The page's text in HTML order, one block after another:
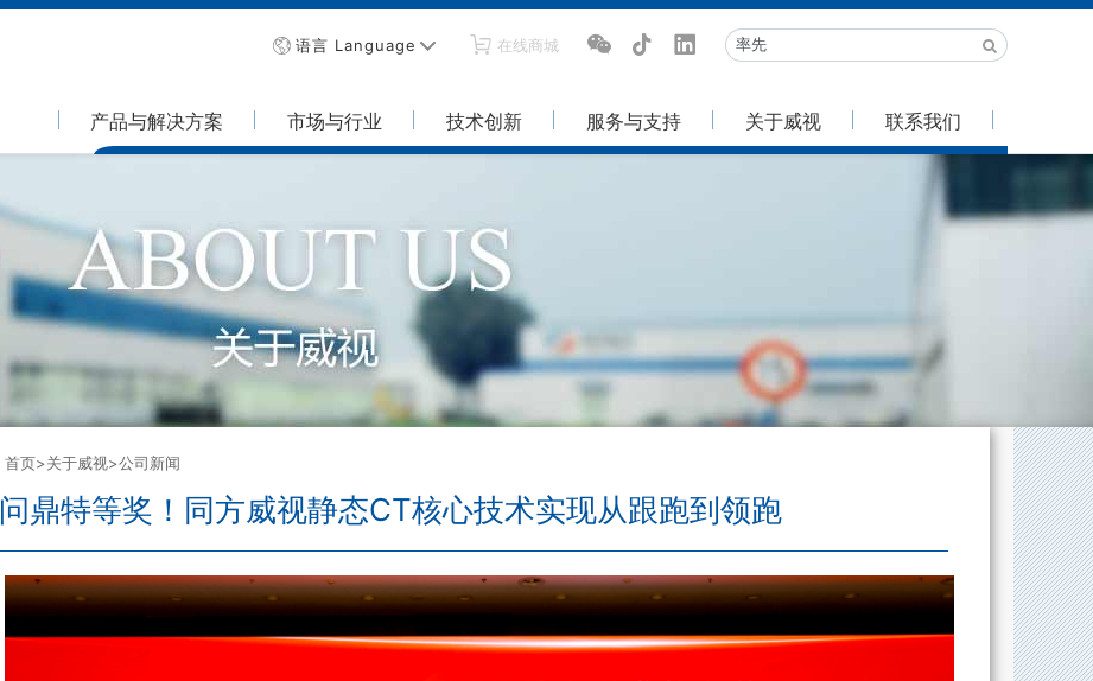
语言 Language 在线商城
产品与解决方案 市场与行业 技术创新 服务与支持 关于威视 联系我们
首页>关于威视>公司新闻
问鼎特等奖！同方威视静态CT核心技术实现从跟跑到领跑